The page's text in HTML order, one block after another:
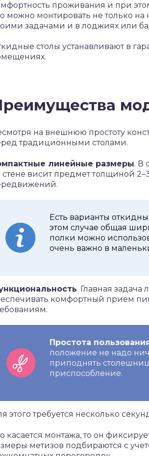
проживания и при
можно монтировать не только на
задачами и в лоджиях или
столы устанавливают в
на внешнюю простоту
традиционными столами.
линейные размеры. В
стене висит предмет толщиной
Есть варианты
этом случае общая
полки можно
очень важно в
. Главная
комфортный прием
Простота
положение не надо
приподнять
приспособление.
этого требуется несколько
касается монтажа, то он
метизов подбираются с